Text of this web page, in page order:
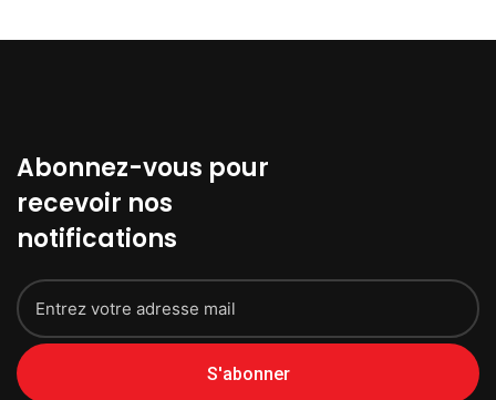
Abonnez-vous pour
recevoir nos
notifications
S'abonner